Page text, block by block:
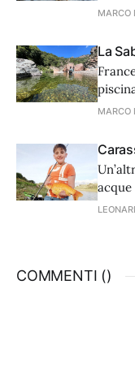
storia
MARCO
La
MARCO
acque
COMMENTI ()